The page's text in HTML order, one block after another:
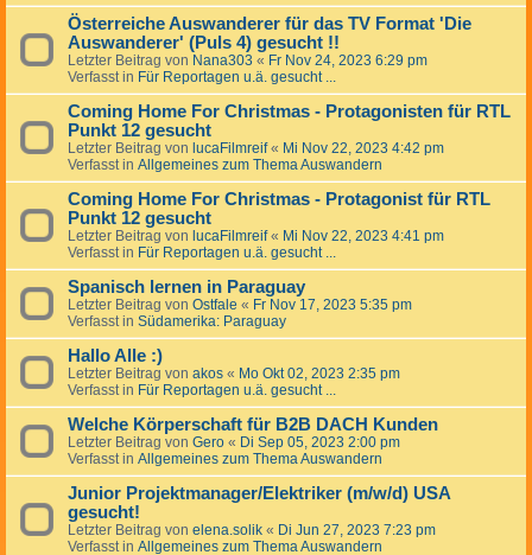
Österreiche Auswanderer für das TV Format 'Die
Auswanderer' (Puls 4) gesucht !!
Letzter Beitrag von Nana303 « Fr Nov 24, 2023 6:29 pm
Verfasst in Für Reportagen u.ä. gesucht ...
Coming Home For Christmas - Protagonisten für RTL
Punkt 12 gesucht
Letzter Beitrag von lucaFilmreif« Mi Nov 22, 2023 4:42 pm
Verfasst in Allgemeines zum Thema Auswandern
Coming Home For Christmas - Protagonist für RTL
Punkt 12 gesucht
Letzter Beitrag von lucaFilmreif« Mi Nov 22, 2023 4:41 pm
Verfasst in Für Reportagen u.ä. gesucht ...
Spanisch lernen in Paraguay
Letzter Beitrag von Ostfale « Fr Nov 17, 2023 5:35 pm
Verfasst in Südamerika: Paraguay
Hallo Alle :)
Letzter Beitrag von akos « Mo Okt 02, 2023 2:35 pm
Verfasst in Für Reportagen u.ä. gesucht ...
Welche Körperschaft für B2B DACH Kunden
Letzter Beitrag von Gero « Di Sep 05, 2023 2:00 pm
Verfasst in Allgemeines zum Thema Auswandern
Junior Projektmanager/Elektriker (m/w/d) USA
gesucht!
Letzter Beitrag von elena.solik « Di Jun 27, 2023 7:23 pm
Verfasst in Allgemeines zum Thema Auswandern